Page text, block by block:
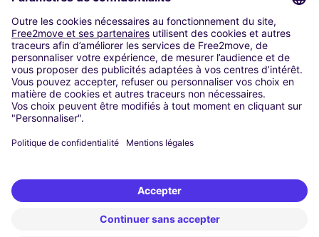
Paris
Madrid
Washington DC
Milan
Rome
Turin
Vienne
Berlin
Düsseldorf